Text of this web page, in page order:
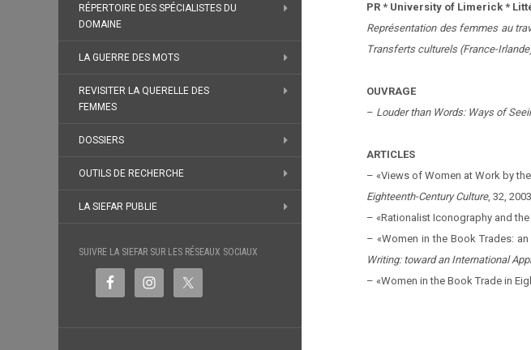
RÉPERTOIRE DES SPÉCIALISTES DU
DOMAINE
LA GUERRE DES MOTS
REVISITER LA QUERELLE DES
FEMMES
DOSSIERS
OUTILS DE RECHERCHE
LA SIEFAR PUBLIE
SUIVRE LA SIEFAR SUR LES RÉSEAUX SOCIAUX
PR * University of Limerick *
Représentation des femmes au
Transferts culturels (France-
OUVRAGE
– Louder than Words: Ways of
ARTICLES
– «Views of Women at Work by
Eighteenth-Century Culture, 32,
– «Rationalist Iconography and
– «Women in the Book Trades:
Writing: toward an International
– «Women in the Book Trade in